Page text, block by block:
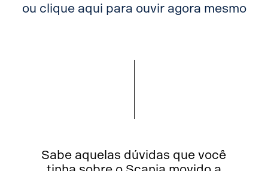
ou clique aqui para ouvir agora mesmo
Sabe aquelas dúvidas que você